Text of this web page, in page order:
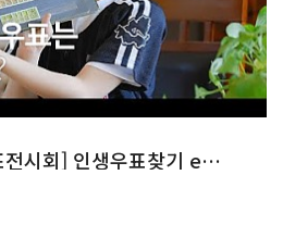
[2022 대한민국 우표전시회] 인생우표찾기 ep.1